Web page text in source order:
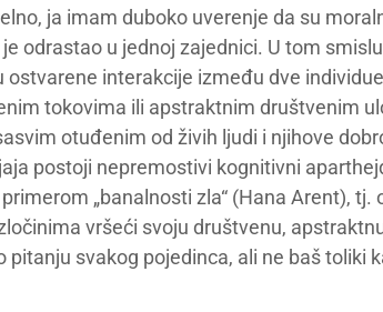
ja imam duboko uverenje da su
odrastao u jednoj zajednici. U tom
interakcije između dve
tokovima ili apstraktnim društvenim
otuđenim od živih ljudi i njihove
postoji nepremostivi kognitivni
„banalnosti zla“ (Hana Arent), tj.
vršeći svoju društvenu,
svakog pojedinca, ali ne baš toliki